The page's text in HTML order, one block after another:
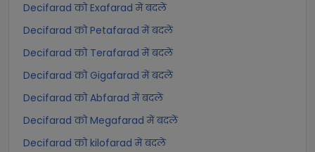
Decifarad को Exafarad में बदलें
Decifarad को Petafarad में बदलें
Decifarad को Terafarad में बदलें
Decifarad को Gigafarad में बदलें
Decifarad को Abfarad में बदलें
Decifarad को Megafarad में बदलें
Decifarad को kilofarad में बदलें